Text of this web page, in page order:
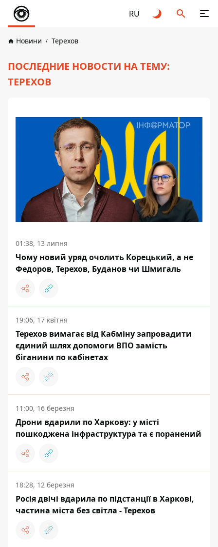
RU
Новини Терехов
ПОСЛЕДНИЕ НОВОСТИ НА ТЕМУ:
ТЕРЕХОВ
01:38, 13 липня
Чому новий уряд очолить Корецький, а не
Федоров, Терехов, Буданов чи Шмигаль
19:06, 17 квітня
Терехов вимагає від Кабміну запровадити
єдиний шлях допомоги ВПО замість
біганини по кабінетах
11:00, 16 березня
Дрони вдарили по Харкову: у місті
пошкоджена інфраструктура та є поранений
18:28, 12 березня
Росія двічі вдарила по підстанції в Харкові,
частина міста без світла - Терехов